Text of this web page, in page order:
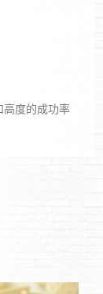
高度的成功率